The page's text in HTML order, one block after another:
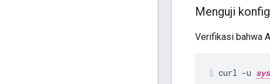
Menguji
Verifikasi bahwa
curl -u